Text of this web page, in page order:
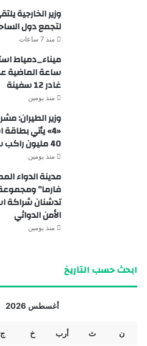
وزير الخارجية
لتجمع دول
منذ 7 ساعات
غادر 12 سفينة
منذ يومين
وزير الطيران:
«4» يأتي
40 مليون راكب سنوياً
منذ يومين
مدينة الدواء
فارما”
تدشنان شراكة
الأمن الدوائي
منذ يومين
ابحث حسب التاريخ
أغسطس 2026
ن ث أرب خ ج